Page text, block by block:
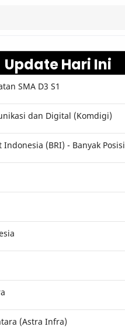
Update Hari Ini
SMA D3 S1
dan Digital (Komdigi)
(BRI) - Banyak Posisi
(Astra Infra)